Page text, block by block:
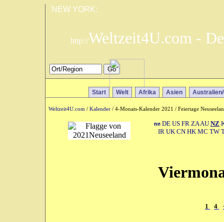
NEW YORK:
http://Weltzeit4U.com -
Start Welt Afrika Asien
Weltzeit4U.com / Kalender / 4-Monats-Kalender 2021 / Feiertage
nz DE US FR ZAAU NZ
IR UK CN HK MC TW
1 4